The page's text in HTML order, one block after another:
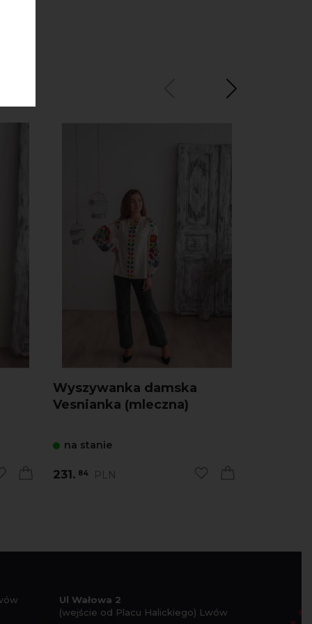
Wyszywanka damska
Vesnianka (mleczna)
na stanie
231. 84 PLN
Ul Wałowa 2
(wejście od Placu Halickiego) Lwów